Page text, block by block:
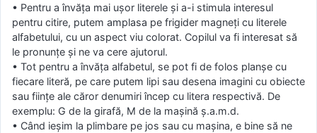
• Pentru a învăța mai ușor literele și a-i stimula interesul
pentru citire, putem amplasa pe frigider magneți cu literele
alfabetului, cu un aspect viu colorat. Copilul va fi interesat să
le pronunțe și ne va cere ajutorul.
• Tot pentru a învăța alfabetul, se pot fi de folos planșe cu
fiecare literă, pe care putem lipi sau desena imagini cu obiecte
sau ființe ale căror denumiri încep cu litera respectivă. De
exemplu: G de la girafă, M de la mașină ș.a.m.d.
• Când ieșim la plimbare pe jos sau cu mașina, e bine să ne